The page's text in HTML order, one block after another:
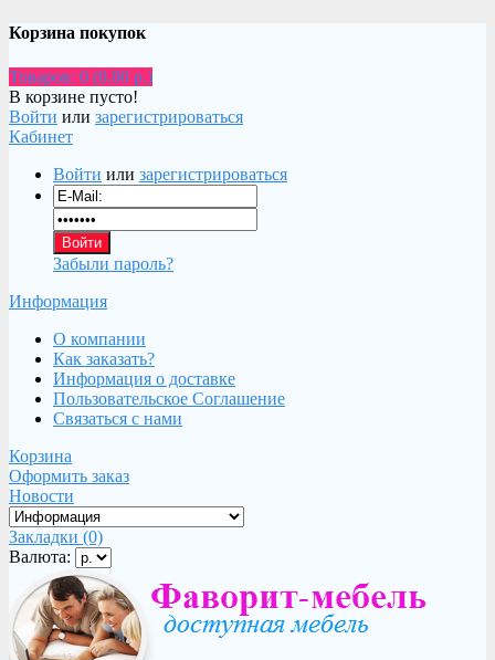
Корзина покупок
Товаров: 0 (0.00 р.)
В корзине пусто!
Войти или зарегистрироваться
Кабинет
Войти или зарегистрироваться
Забыли пароль?
Информация
О компании
Как заказать?
Информация о доставке
Пользовательское Соглашение
Связаться с нами
Корзина
Оформить заказ
Новости
Закладки (0)
Валюта: